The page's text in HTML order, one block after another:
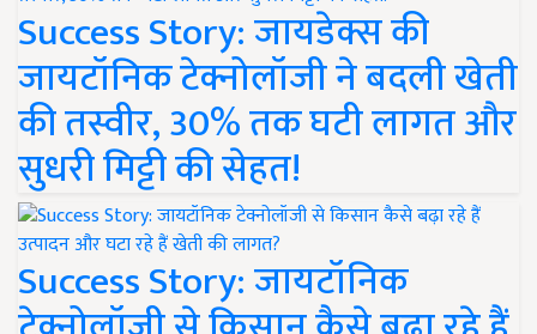
Success Story: जायडेक्स की
जायटॉनिक टेक्नोलॉजी ने बदली खेती
की तस्वीर, 30% तक घटी लागत और
सुधरी मिट्टी की सेहत!
Success Story: जायटॉनिक